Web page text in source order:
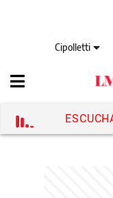
Cipolletti